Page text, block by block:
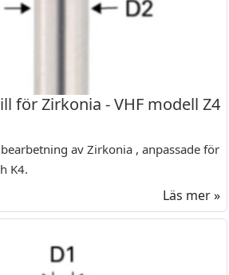
för Zirkonia - VHF modell Z4
av Zirkonia , anpassade för
K4.
Läs mer »